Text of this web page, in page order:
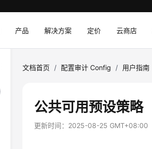
产品 解决方案 定价 云商店
文档首页 / 配置审计 Config / 用户指南
公共可用预设策略
更新时间： 2025-08-25 GMT+08:00